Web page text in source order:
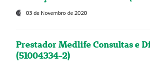
03 de Novembro de 2020
Prestador Medlife Consultas e
(51004334-2)